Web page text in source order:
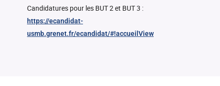
Candidatures pour les BUT 2 et BUT 3 :
https://ecandidat-
usmb.grenet.fr/ecandidat/#!accueilView